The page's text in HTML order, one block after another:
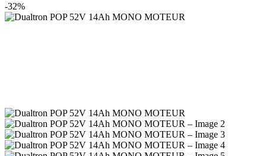
-32%